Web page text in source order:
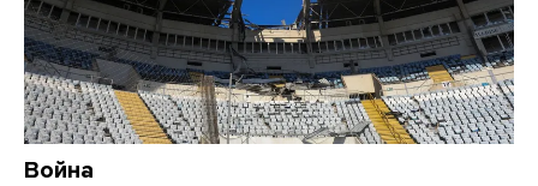
Война